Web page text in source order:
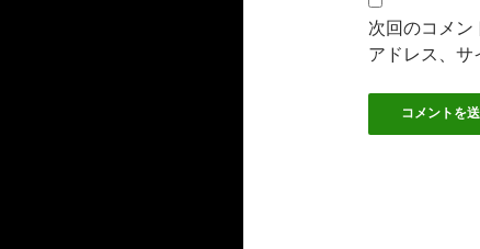
次回のコメン
アドレス、サ